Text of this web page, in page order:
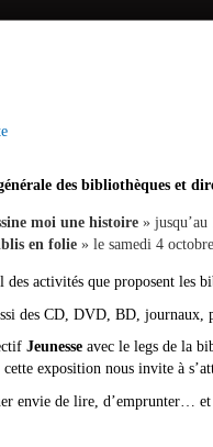
des bibliothèques et
moi une histoire » jusqu’au
en folie » le samedi 4
des activités que proposent les
des CD, DVD, BD, journaux,
Jeunesse avec le legs de la
cette exposition nous invite à
envie de lire, d’emprunter…